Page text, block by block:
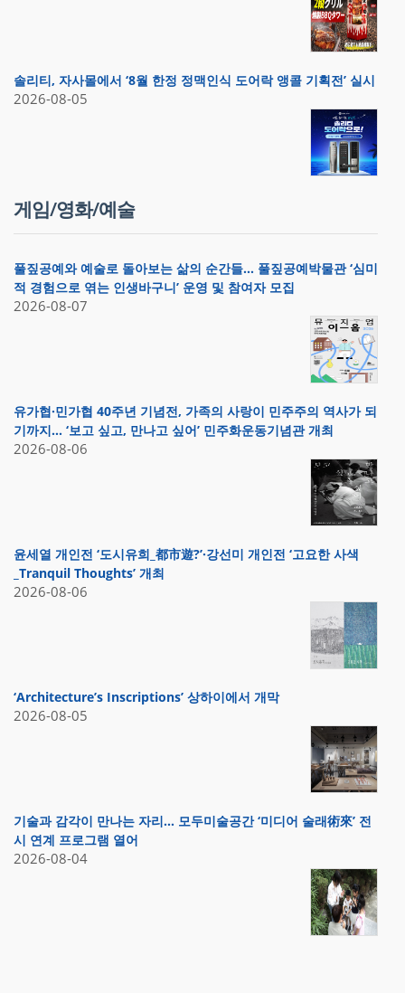
솔리티, 자사몰에서 ‘8월 한정 정맥인식 도어락 앵콜 기획전’ 실시
2026-08-05
게임/영화/예술
풀짚공예와 예술로 돌아보는 삶의 순간들… 풀짚공예박물관 ‘심미
적 경험으로 엮는 인생바구니’ 운영 및 참여자 모집
2026-08-07
유가협·민가협 40주년 기념전, 가족의 사랑이 민주주의 역사가 되
기까지… ‘보고 싶고, 만나고 싶어’ 민주화운동기념관 개최
2026-08-06
윤세열 개인전 ‘도시유희_都市遊?’·강선미 개인전 ‘고요한 사색
_Tranquil Thoughts’ 개최
2026-08-06
‘Architecture’s Inscriptions’ 상하이에서 개막
2026-08-05
기술과 감각이 만나는 자리… 모두미술공간 ‘미디어 술래術來’ 전
시 연계 프로그램 열어
2026-08-04